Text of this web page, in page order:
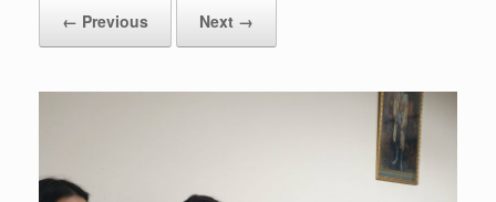
← Previous Next →